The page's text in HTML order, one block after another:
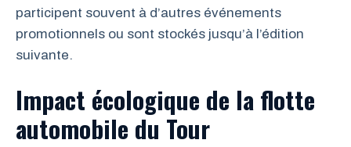
participent souvent à d’autres événements
promotionnels ou sont stockés jusqu’à l’édition
suivante.
Impact écologique de la flotte
automobile du Tour